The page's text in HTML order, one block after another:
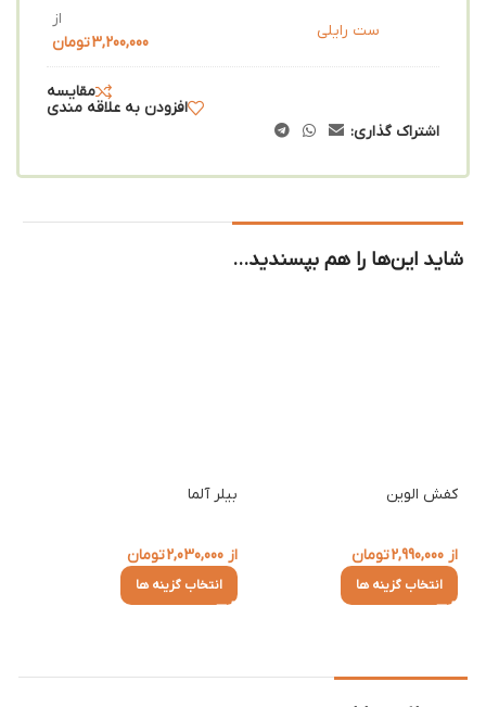
ست رایلی
از
3,200,000تومان
مقایسه
افزودن به علاقه مندی
اشتراک گذاری:
شاید این‌ها را هم بپسندید…
کفش الوین
از 2,990,000تومان
انتخاب گزینه ها
بیلر آلما
از 2,030,000تومان
انتخاب گزینه ها